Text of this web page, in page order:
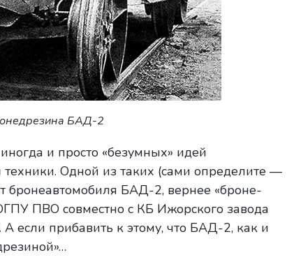
БАД-2
и просто «безумных» идей
Одной из таких (сами определите —
бронеавтомобиля БАД-2, вернее «броне-
ПВО совместно с КБ Ижорского завода
если прибавить к этому, что БАД-2, как и